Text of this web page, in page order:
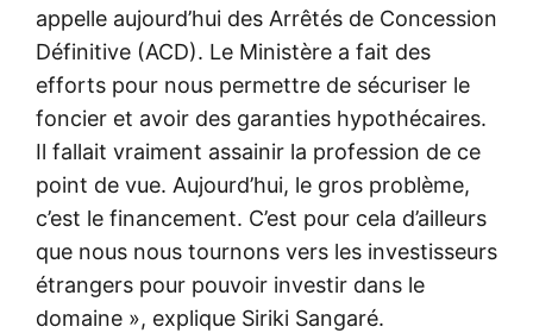
appelle aujourd’hui des Arrêtés de Concession
Définitive (ACD). Le Ministère a fait des
efforts pour nous permettre de sécuriser le
foncier et avoir des garanties hypothécaires.
Il fallait vraiment assainir la profession de ce
point de vue. Aujourd’hui, le gros problème,
c’est le financement. C’est pour cela d’ailleurs
que nous nous tournons vers les investisseurs
étrangers pour pouvoir investir dans le
domaine », explique Siriki Sangaré.